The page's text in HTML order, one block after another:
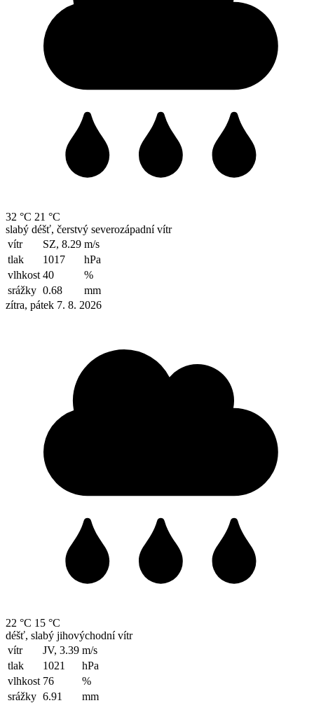
32 °C 21 °C
slabý déšť, čerstvý severozápadní vítr
vítr
SZ, 8.29 m/s
tlak
1017
hPa
vlhkost 40
%
srážky 0.68
mm
zítra, pátek 7. 8. 2026
22 °C 15 °C
déšť, slabý jihovýchodní vítr
vítr
JV, 3.39 m/s
tlak
1021
hPa
vlhkost 76
%
srážky 6.91
mm